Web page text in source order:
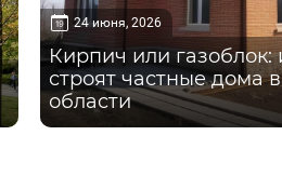
24 июня, 2026
Кирпич или газоблок:
строят частные дома
области